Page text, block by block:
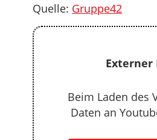
Quelle: Gruppe42
Beim Laden des
Daten an